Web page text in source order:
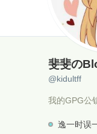
斐
斐斐の
@kidultff
我的GPG公
逸一时误